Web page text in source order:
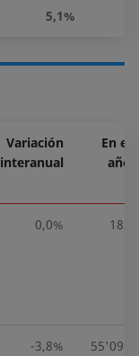
5,1%
Variación
interanual
En el
año
0,0% 185
-3,8% 55'099